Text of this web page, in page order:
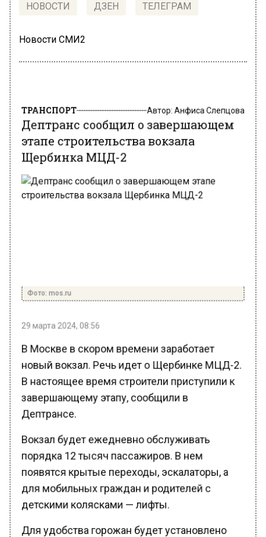
НОВОСТИ ДЗЕН ТЕЛЕГРАМ
Новости СМИ2
Дептранс сообщил о завершающем
этапе строительства вокзала
Щербинка МЦД-2
Фото: mos.ru
29 марта 2024, 08:56
В Москве в скором времени заработает
новый вокзал. Речь идет о Щербинке МЦД-2.
В настоящее время строители приступили к
завершающему этапу, сообщили в
Дептрансе.
Вокзал будет ежедневно обслуживать
порядка 12 тысяч пассажиров. В нем
появятся крытые переходы, эскалаторы, а
для мобильных граждан и родителей с
детскими колясками — лифты.
Для удобства горожан будет установлено